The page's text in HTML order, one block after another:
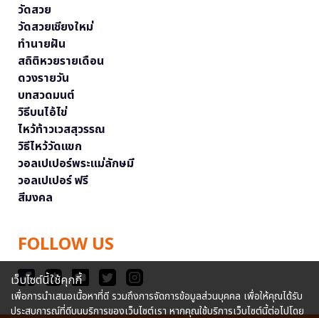
วัดสวย
วัดสวยเชียงใหม่
ทำนายฝัน
สถิติหวยรายเดือน
ดวงรายวัน
บทสวดมนต์
วิธีบนไอ้ไข่
ไหว้ท้าวเวสสุวรรณ
วิธีไหว้วัดแขก
วอลเปเปอร์พระแม่ลักษมี
วอลเปเปอร์ ฟรี
สีมงคล
FOLLOW US
เว็บไซต์นี้ใช้คุกกี้
เพื่อการนำเสนอเนื้อหาที่ดี รวมถึงการจัดการข้อมูลส่วนบุคคล เพื่อให้คุณได้รับ
ประสบการณ์ที่ดีบนบริการของเว็บไซต์เรา หากคุณใช้บริการเว็บไซต์นี้ต่อไปโดย